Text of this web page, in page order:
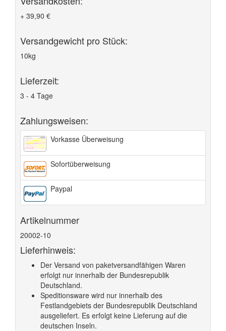
+ 39,90 €
Versandgewicht pro Stück:
10kg
Lieferzeit:
3 - 4 Tage
Zahlungsweisen:
Vorkasse Überweisung
Sofortüberweisung
Paypal
Artikelnummer
20002-10
Lieferhinweis:
Der Versand von paketversandfähigen Waren
erfolgt nur innerhalb der Bundesrepublik
Deutschland.
Speditionsware wird nur innerhalb des
Festlandgebiets der Bundesrepublik Deutschland
ausgeliefert. Es erfolgt keine Lieferung auf die
deutschen Inseln.